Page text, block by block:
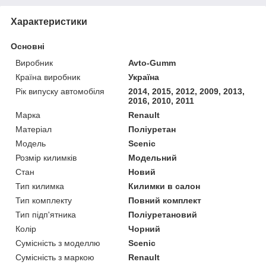
Характеристики
Основні
Виробник
Avto-Gumm
Країна виробник
Україна
Рік випуску автомобіля
2014, 2015, 2012, 2009, 2013,
2016, 2010, 2011
Марка
Renault
Матеріал
Поліуретан
Модель
Scenic
Розмір килимків
Модельний
Стан
Новий
Тип килимка
Килимки в салон
Тип комплекту
Повний комплект
Тип підп'ятника
Поліуретановий
Колір
Чорний
Сумісність з моделлю
Scenic
Сумісність з маркою
Renault